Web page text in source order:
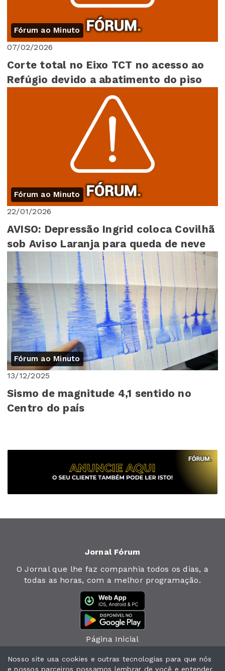
Fórum ao Minuto
07/02/2026
Corte total no Eixo TCT no acesso ao
Refúgio devido a abatimento do piso
Fórum ao Minuto
22/01/2026
AVISO: Depressão Ingrid coloca Covilhã
sob Aviso Laranja para queda de neve
Fórum ao Minuto
13/12/2025
Sismo de magnitude 4,1 sentido no
Centro do país
Jornal Fórum
O Jornal que lhe faz companhia todos os dias, a
todas as horas, com a melhor programação.
Página Inicial
Jornal
Nosso site usa cookies e outras tecnologias para que nós
e nossos parceiros possamos lembrar de você e entender